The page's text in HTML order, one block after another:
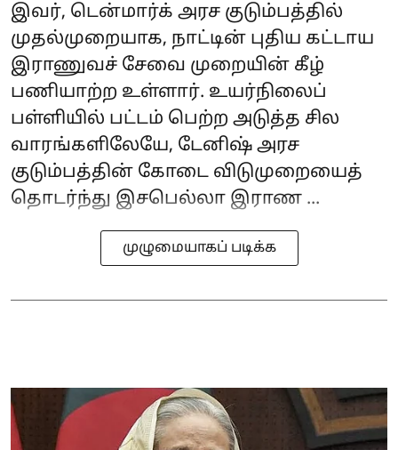
இவர், டென்மார்க் அரச குடும்பத்தில்
முதல்முறையாக, நாட்டின் புதிய கட்டாய
இராணுவச் சேவை முறையின் கீழ்
பணியாற்ற உள்ளார். உயர்நிலைப்
பள்ளியில் பட்டம் பெற்ற அடுத்த சில
வாரங்களிலேயே, டேனிஷ் அரச
குடும்பத்தின் கோடை விடுமுறையைத்
தொடர்ந்து இசபெல்லா இராண ...
முழுமையாகப் படிக்க